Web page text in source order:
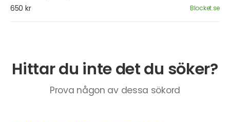
650 kr Blocket.se
Hittar du inte det du söker?
Prova någon av dessa sökord